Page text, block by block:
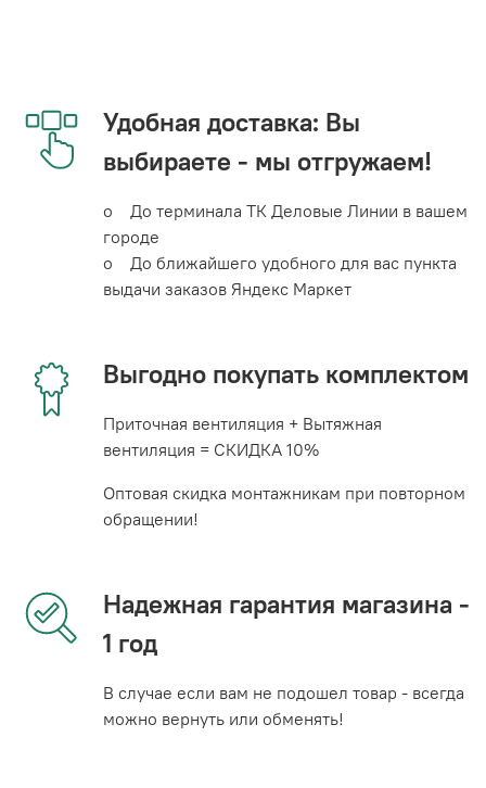
Удобная доставка: Вы
выбираете - мы отгружаем!
o До терминала ТК Деловые Линии в вашем
городе
o До ближайшего удобного для вас пункта
выдачи заказов Яндекс Маркет
Выгодно покупать комплектом
Приточная вентиляция + Вытяжная
вентиляция = СКИДКА 10%
Оптовая скидка монтажникам при повторном
обращении!
Надежная гарантия магазина -
1 год
В случае если вам не подошел товар - всегда
можно вернуть или обменять!